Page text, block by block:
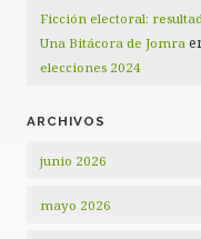
Ficción electoral:
Una Bitácora de Jomra
elecciones 2024
ARCHIVOS
junio 2026
mayo 2026